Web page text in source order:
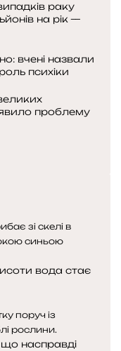
раку
на рік —
вчені назвали
психіки
проблему
вода стає
що насправді